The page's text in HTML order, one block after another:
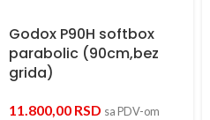
Godox P90H softbox
parabolic (90cm,bez
grida)
11.800,00 RSD sa PDV-om